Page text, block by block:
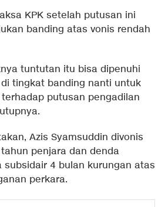
KPK setelah putusan ini
banding atas vonis rendah
tuntutan itu bisa dipenuhi
tingkat banding nanti untuk
putusan pengadilan
Azis Syamsuddin divonis
penjara dan denda
subsidair 4 bulan kurungan atas
perkara.